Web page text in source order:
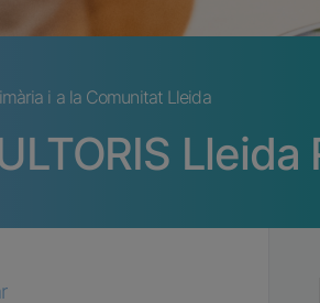
i a la Comunitat Lleida
Lleida